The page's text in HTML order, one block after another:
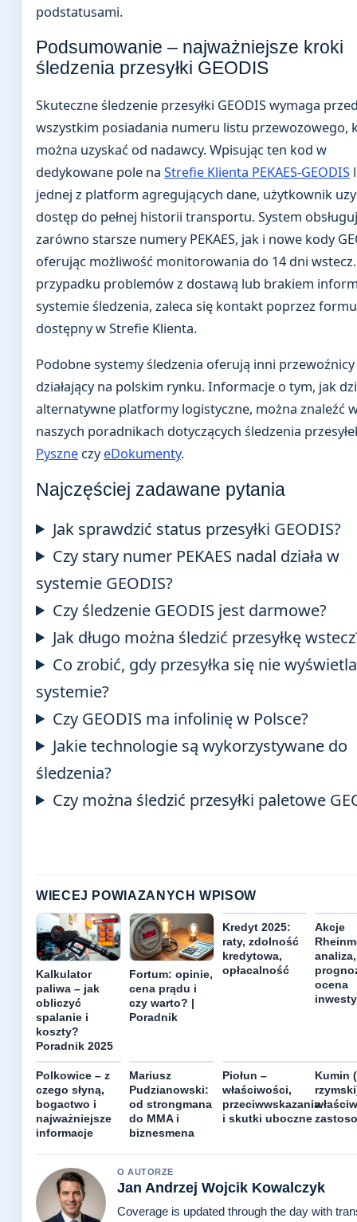
podstatusami.
Podsumowanie – najważniejsze kroki
śledzenia przesyłki GEODIS
Skuteczne śledzenie przesyłki GEODIS wymaga
wszystkim posiadania numeru listu przewozowego,
można uzyskać od nadawcy. Wpisując ten kod w
dedykowane pole na Strefie Klienta PEKAES-GEODIS
jednej z platform agregujących dane, użytkownik
dostęp do pełnej historii transportu. System
zarówno starsze numery PEKAES, jak i nowe kody
oferując możliwość monitorowania do 14 dni
przypadku problemów z dostawą lub brakiem
systemie śledzenia, zaleca się kontakt poprzez
dostępny w Strefie Klienta.
Podobne systemy śledzenia oferują inni przewoźnicy
działający na polskim rynku. Informacje o tym, jak
alternatywne platformy logistyczne, można znaleźć
naszych poradnikach dotyczących śledzenia
Pyszne czyeDokumenty.
Najczęściej zadawane pytania
Jak sprawdzić status przesyłki GEODIS?
Czy stary numer PEKAES nadal działa w
systemie GEODIS?
Czy śledzenie GEODIS jest darmowe?
Jak długo można śledzić przesyłkę
Co zrobić, gdy przesyłka się nie
systemie?
Czy GEODIS ma infolinię w Polsce?
Jakie technologie są wykorzystywane do
śledzenia?
Czy można śledzić przesyłki paletowe
WIECEJ POWIAZANYCH WPISOW
Kalkulator
paliwa – jak
obliczyć
spalanie i
koszty?
Poradnik 2025
Fortum: opinie,
cena prądu i
czy warto? |
Poradnik
Kredyt 2025:
raty, zdolność
kredytowa,
opłacalność
Akcje
analiza,
ocena
Polkowice – z
czego słyną,
bogactwo i
najważniejsze
informacje
Mariusz
Pudzianowski:
od strongmana
do MMA i
biznesmena
Piołun –
właściwości,
przeciwwskazania
i skutki uboczne
Kumin
O AUTORZE
Jan Andrzej Wojcik Kowalczyk
Coverage is updated through the day with